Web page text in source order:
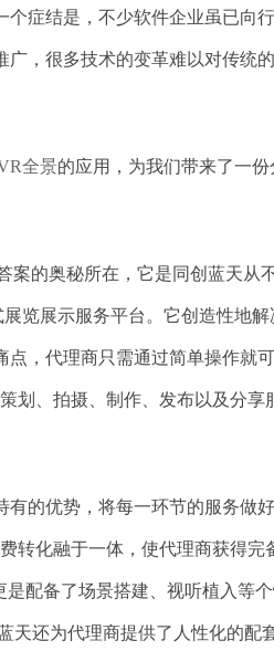
症结是，不少软件企业虽已向
，很多技术的变革难以对传统
全景的应用，为我们带来了一
案的奥秘所在，它是同创蓝天从
览展示服务平台。它创造性地
，代理商只需通过简单操作就
划、拍摄、制作、发布以及分享
的优势，将每一环节的服务做
转化融于一体，使代理商获得完
配备了场景搭建、视听植入等
天还为代理商提供了人性化的配